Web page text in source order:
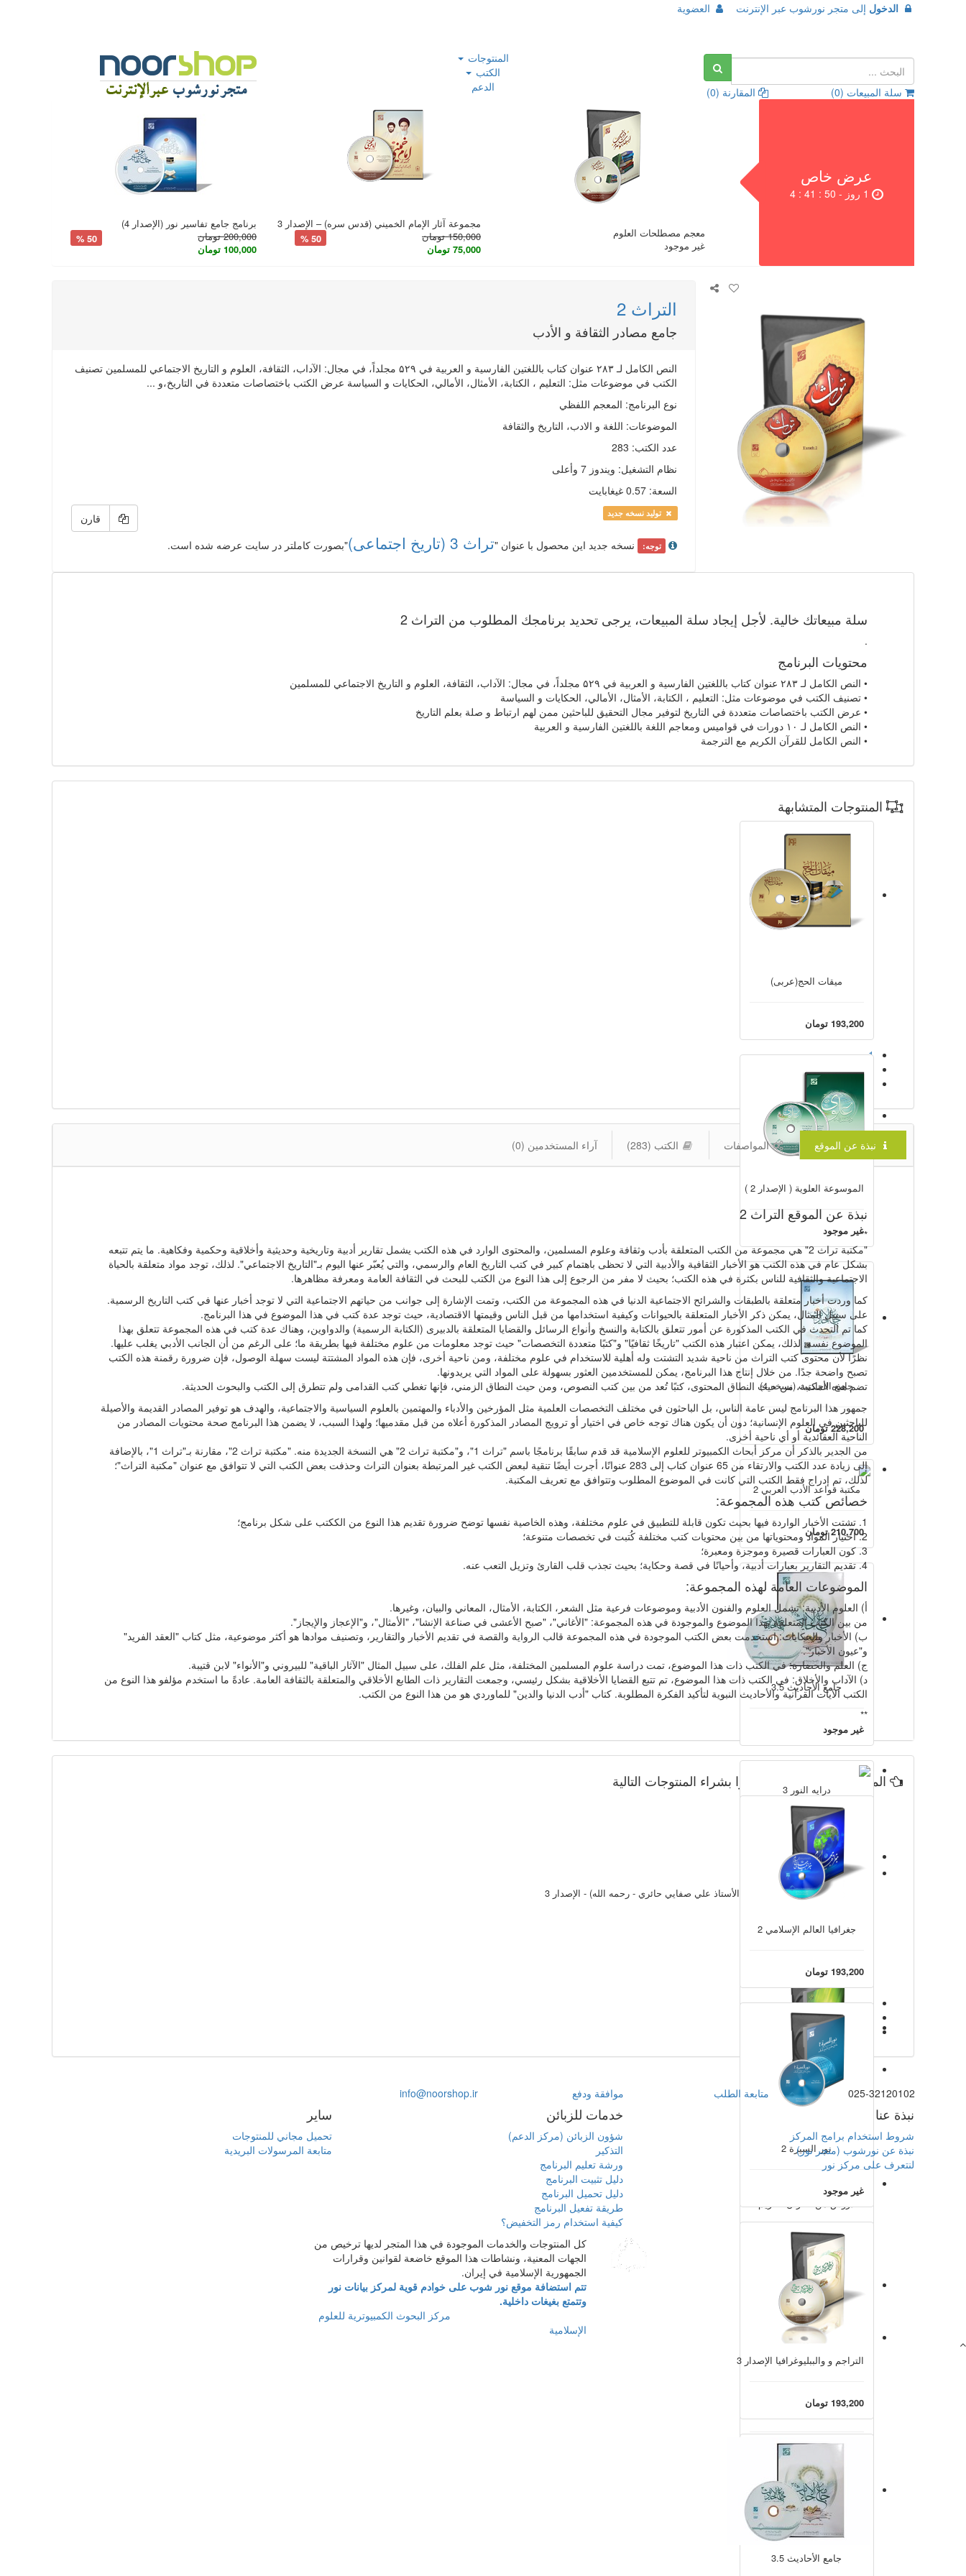
الدخول إلى متجر نورشوب عبر الإنترنت العضوية
سلة المبيعات (0
) المقارنة (0
)
المنتوجات
الكتب
الدعم
عرض خاص
معجم مصطلحات العلوم
غير موجود
مجموعة آثار الإمام الخميني (قدس سره) – الإصدار 3
150,000 تومان
50 %
75,000 تومان
برنامج جامع تفاسير نور (الإصدار 4)
200,000 تومان
50 %
100,000 تومان
التراث 2
جامع مصادر الثقافة و الأدب
النص الكامل لـ ۲۸۳ عنوان كتاب باللغتين الفارسية و العربية في ۵۲۹ مجلداً، في مجال: الآداب، الثقافة، العلوم و التاريخ الاجتماعي للمسلمين تصنيف
الكتب في موضوعات مثل: التعليم ، الكتابة، الأمثال، الأمالي، الحكايات و السياسة عرض الكتب باختصاصات متعددة في التاريخ،و ...
نوع البرنامج: المعجم اللفظي
الموضوعات: اللغة و الادب، التاريخ والثقافة
عدد الكتب:
283
نظام التشغیل: ويندوز 7 وأعلی
السعة: 0.57 غيغابايت
تولید نسخه جدید قارن
توجه: نسخه جدید این محصول با عنوان "تراث 3 (تاریخ اجتماعی) "بصورت کاملتر در سایت عرضه شده است.
سلة مبيعاتك خالية. لأجل إيجاد سلة المبيعات، يرجی تحديد برنامجك المطلوب من التراث 2
.
محتويات البرنامج
• النص الكامل لـ ۲۸۳ عنوان كتاب باللغتين الفارسية و العربية في ۵۲۹ مجلداً، في مجال: الآداب، الثقافة، العلوم و التاريخ الاجتماعي للمسلمين
• تصنيف الكتب في موضوعات مثل: التعليم ، الكتابة، الأمثال، الأمالي، الحكايات و السياسة
• عرض الكتب باختصاصات متعددة في التاريخ لتوفير مجال التحقيق للباحثين ممن لهم ارتباط و صلة بعلم التاريخ
• النص الكامل لـ ۱۰ دورات في قواميس ومعاجم اللغة باللغتين الفارسية و العربية
• النص الكامل للقرآن الكريم مع الترجمة
المنتوجات المتشابهة
میقات الحج(عربی)
193,200 تومان
الموسوعة العلوية ( الإصدار 2 )
غير موجود
جامع الأحادیث (نسخه 4)
228,200 تومان
مكتبة قواعد الأدب العربي 2
210,700 تومان
جامع الأحاديث 3.5
غير موجود
درایه النور 3
228,200 تومان
الابتداء في النهاية (مجموعة آثار الأستاذ علي صفايي حائري - رحمه الله) - الإصدار 3
213,000 تومان
تفسیر النور
188,000 تومان
سيرة المعصومين عليهم السلام
193,200 تومان
1
نبذة عن الموقع المواصفات الكتب (283) آراء المستخدمين (0)
نبذة عن الموقع التراث 2
**
"مكتبة تراث 2" هي مجموعة من الكتب المتعلقة بأدب وثقافة وعلوم المسلمين، والمحتوى الوارد في هذه الكتب يشمل تقارير أدبية وتاريخية وحديثية وأخلاقية وحكمية وفكاهية. ما يتم تتبعه
بشكل عام في هذه الكتب هو الأخبار الثقافية والأدبية التي لا تحظى باهتمام كبير في كتب التاريخ العام والرسمي، والتي يُعبّر عنها اليوم بـ"التاريخ الاجتماعي". لذلك، توجد مواد متعلقة بالحياة
الاجتماعية والثقافية للناس بكثرة في هذه الكتب؛ بحيث لا مفر من الرجوع إلى هذا النوع من الكتب للبحث في الثقافة العامة ومعرفة مظاهرها.
كما وردت أخبار متعلقة بالطبقات والشرائح الاجتماعية الدنيا في هذه المجموعة من الكتب، وتمت الإشارة إلى جوانب من حياتهم الاجتماعية التي لا توجد أخبار عنها في كتب التاريخ الرسمية.
على سبيل المثال، يمكن ذكر الأخبار المتعلقة بالحيوانات وكيفية استخدامها من قبل الناس وقيمتها الاقتصادية، حيث توجد عدة كتب في هذا الموضوع في هذا البرنامج.
كما تم التحدث في الكتب المذكورة عن أمور تتعلق بالكتابة والنسخ وأنواع الرسائل والقضايا المتعلقة بالدبیری (الكتابة الرسمية) والدواوين، وهناك عدة كتب في هذه المجموعة تتعلق بهذا
الموضوع نفسه. لذلك، يمكن اعتبار هذه الكتب "تاريخًا ثقافيًا" و"كتبًا متعددة التخصصات" حيث توجد معلومات من علوم مختلفة فيها بطريقة ما؛ على الرغم من أن الجانب الأدبي يغلب عليها.
نظرًا لأن محتوى كتب التراث من ناحية شديد التشتت وله أهلية للاستخدام في علوم مختلفة، ومن ناحية أخرى، فإن هذه المواد المشتتة ليست سهلة الوصول، فإن ضرورة رقمنة هذه الكتب
تصبح واضحة جدًا. من خلال إنتاج هذا البرنامج، يمكن للمستخدمين العثور بسهولة على المواد التي يريدونها.
تضم هذه المكتبة، من حيث النطاق المحتوى، كتبًا تُعد من بين كتب النصوص، ومن حيث النطاق الزمني، فإنها تغطي كتب القدامى ولم تتطرق إلى الكتب والبحوث الحديثة.
جمهور هذا البرنامج ليس عامة الناس، بل الباحثون في مختلف التخصصات العلمية مثل المؤرخين والأدباء والمهتمين بالعلوم السياسية والاجتماعية، والهدف هو توفير المصادر القديمة والأصيلة
للباحثين في العلوم الإنسانية؛ دون أن يكون هناك توجه خاص في اختيار أو ترويج المصادر المذكورة أعلاه من قبل مقدميها؛ ولهذا السبب، لا يضمن هذا البرنامج صحة محتويات المصادر من
الناحية العقائدية أو أي ناحية أخرى.
من الجدير بالذكر أن مركز أبحاث الكمبيوتر للعلوم الإسلامية قد قدم سابقًا برنامجًا باسم "تراث 1"، و"مكتبة تراث 2" هي النسخة الجديدة منه. "مكتبة تراث 2"، مقارنة بـ"تراث 1"، بالإضافة
إلى زيادة عدد الكتب والارتقاء من 65 عنوان كتاب إلى 283 عنوانًا، أجرت أيضًا تنقية لبعض الكتب غير المرتبطة بعنوان التراث وحذفت بعض الكتب التي لا تتوافق مع عنوان "مكتبة التراث"؛
لذلك، تم إدراج فقط الكتب التي كانت في الموضوع المطلوب وتتوافق مع تعريف المكتبة.
خصائص كتب هذه المجموعة:
1. تشتت الأخبار الواردة فيها بحيث تكون قابلة للتطبيق في علوم مختلفة، وهذه الخاصية نفسها توضح ضرورة تقديم هذا النوع من الككتب على شكل برنامج؛
2. اختيار المواد ومحتوياتها من بين محتويات كتب مختلفة كُتبت في تخصصات متنوعة؛
3. كون العبارات قصيرة وموجزة ومعبرة؛
4. تقديم التقارير بعبارات أدبية، وأحيانًا في قصة وحكاية؛ بحيث تجذب قلب القارئ وتزيل التعب عنه.
الموضوعات العامة لهذه المجموعة:
أ) العلوم الأدبية: تشمل العلوم والفنون الأدبية وموضوعات فرعية مثل الشعر، الكتابة، الأمثال، المعاني والبيان، وغيرها.
من بين الكتب المتعلقة بهذا الموضوع والموجودة في هذه المجموعة: "الأغاني"، "صبح الأعشى في صناعة الإنشا"، "الأمثال"، و"الإعجاز والإيجاز".
ب) الأخبار والحكايات: استخدمت بعض الكتب الموجودة في هذه المجموعة قالب الرواية والقصة في تقديم الأخبار والتقارير، وتصنيف موادها هو أكثر موضوعية، مثل كتاب "العقد الفريد"
و"عيون الأخبار".
ج) العلم والحضارة: في الكتب ذات هذا الموضوع، تمت دراسة علوم المسلمين المختلفة، مثل علم الفلك، على سبيل المثال "الآثار الباقية" للبیروني و"الأنواء" لابن قتيبة.
د) الآداب والأخلاق: في الكتب ذات هذا الموضوع، تم تتبع القضايا الأخلاقية بشكل رئيسي، وجمعت التقارير ذات الطابع الأخلاقي والمتعلقة بالثقافة العامة. عادةً ما استخدم مؤلفو هذا النوع من
الكتب الآيات القرآنية والأحاديث النبوية لتأكيد الفكرة المطلوبة. كتاب "أدب الدنيا والدين" للماوردي هو من هذا النوع من الكتب.
**
المستخدمون ، قاموا بشراء المنتوجات التالية
جغرافیا العالم الإسلامي 2
193,200 تومان
نور السيرة 2
غير موجود
التراجم و والببليوغرافيا الإصدار 3
193,200 تومان
جامع الأحاديث 3.5
1
025-32120102 متابعة الطلب موافقة ودفع info@noorshop.ir
نبذة عنا
شروط استخدام برامج المركز
نبذة عن نورشوب (متجر نور)
لنتعرف على مركز نور
خدمات للزبائن
شؤون الزبائن (مركز الدعم)
التذكير
ورشة تعليم البرنامج
دليل تثبيت البرنامج
دليل تحميل البرنامج
طريقة تفعيل البرنامج
كيفية استخدام رمز التخفيض؟
سایر
تحميل مجاني للمنتوجات
متابعة المرسولات البريدية
كل المنتوجات والخدمات الموجودة في هذا المتجر لديها ترخيص من
الجهات المعنية، ونشاطات هذا الموقع خاضعة لقوانين وقرارات
الجمهورية الإسلامية في إيران.
تتم استضافة موقع نور شوب على خوادم قوية لمركز بيانات نور
وتتمتع بغيغات داخلية.
مرکز البحوث الكمبيوترية للعلوم
الإسلامية